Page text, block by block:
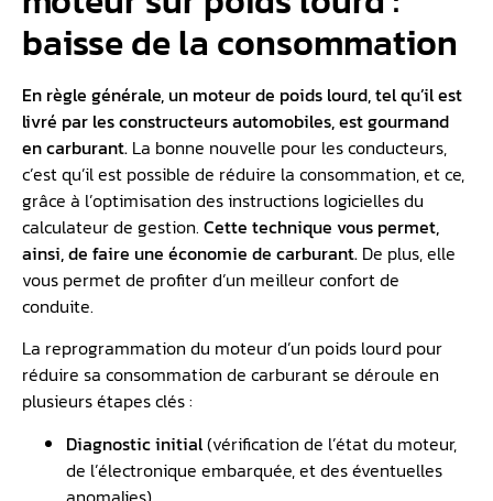
baisse de la consommation
En règle générale, un moteur de poids lourd, tel qu’il est
livré par les constructeurs automobiles, est gourmand
en carburant. La bonne nouvelle pour les conducteurs,
c’est qu’il est possible de réduire la consommation, et ce,
grâce à l’optimisation des instructions logicielles du
calculateur de gestion. Cette technique vous permet,
ainsi, de faire une économie de carburant. De plus, elle
vous permet de profiter d’un meilleur confort de
conduite.
La reprogrammation du moteur d’un poids lourd pour
réduire sa consommation de carburant se déroule en
plusieurs étapes clés :
Diagnostic initial(vérification de l’état du moteur,
de l’électronique embarquée, et des éventuelles